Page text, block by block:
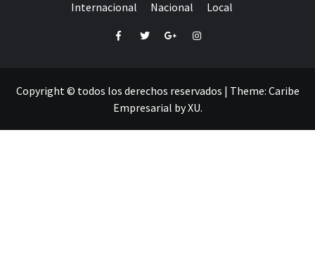
Internacional Nacional Local
FacebookTwitterGoogle+Instagram
Copyright © todos los derechos reservados | Theme: Caribe
Empresarial byXU.